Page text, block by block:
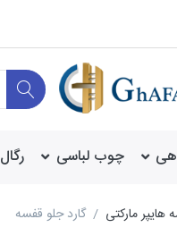
چوب لباسی رگال
هایپر مارکتی گارد جلو قفسه